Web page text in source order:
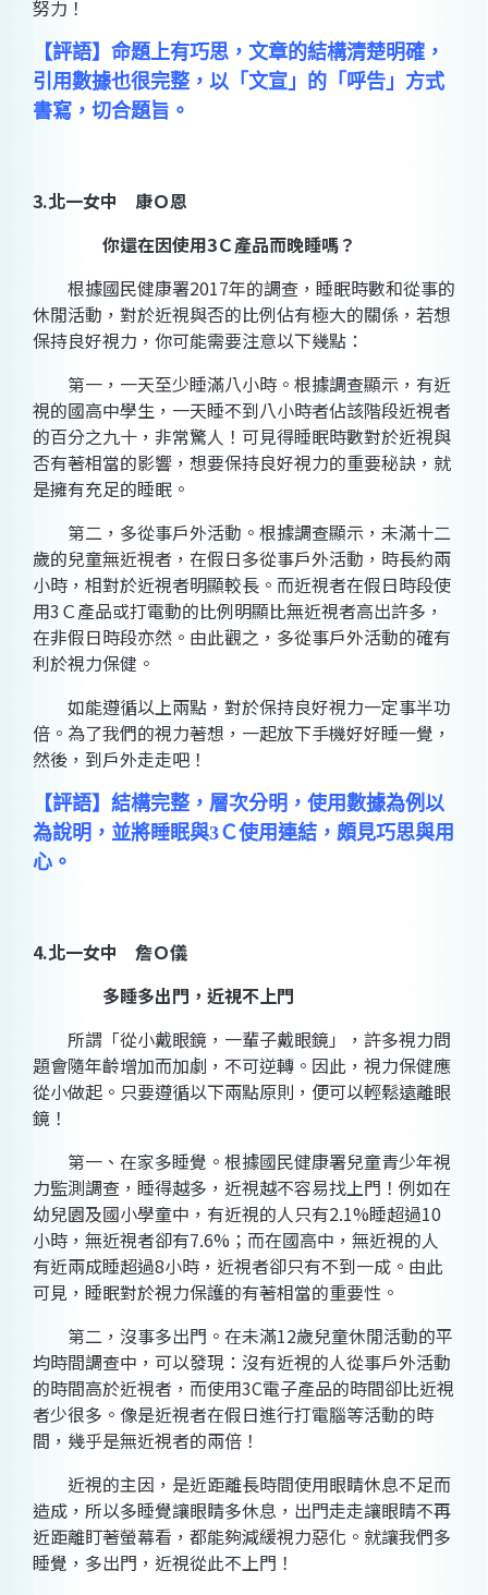
努力！
【評語】命題上有巧思，文章的結構清楚明確，
引用數據也很完整，以「文宣」的「呼告」方式
書寫，切合題旨。
3.北一女中 康Ｏ恩
你還在因使用3Ｃ產品而晚睡嗎？
根據國民健康署2017年的調查，睡眠時數和從事的
休閒活動，對於近視與否的比例佔有極大的關係，若想
保持良好視力，你可能需要注意以下幾點：
第一，一天至少睡滿八小時。根據調查顯示，有近
視的國高中學生，一天睡不到八小時者佔該階段近視者
的百分之九十，非常驚人！可見得睡眠時數對於近視與
否有著相當的影響，想要保持良好視力的重要秘訣，就
是擁有充足的睡眠。
第二，多從事戶外活動。根據調查顯示，未滿十二
歲的兒童無近視者，在假日多從事戶外活動，時長約兩
小時，相對於近視者明顯較長。而近視者在假日時段使
用3Ｃ產品或打電動的比例明顯比無近視者高出許多，
在非假日時段亦然。由此觀之，多從事戶外活動的確有
利於視力保健。
如能遵循以上兩點，對於保持良好視力一定事半功
倍。為了我們的視力著想，一起放下手機好好睡一覺，
然後，到戶外走走吧！
【評語】結構完整，層次分明，使用數據為例以
為說明，並將睡眠與3Ｃ使用連結，頗見巧思與用
心。
4.北一女中 詹Ｏ儀
多睡多出門，近視不上門
所謂「從小戴眼鏡，一輩子戴眼鏡」，許多視力問
題會隨年齡增加而加劇，不可逆轉。因此，視力保健應
從小做起。只要遵循以下兩點原則，便可以輕鬆遠離眼
鏡！
第一、在家多睡覺。根據國民健康署兒童青少年視
力監測調查，睡得越多，近視越不容易找上門！例如在
幼兒園及國小學童中，有近視的人只有2.1%睡超過10
小時，無近視者卻有7.6%；而在國高中，無近視的人
有近兩成睡超過8小時，近視者卻只有不到一成。由此
可見，睡眠對於視力保護的有著相當的重要性。
第二，沒事多出門。在未滿12歲兒童休閒活動的平
均時間調查中，可以發現：沒有近視的人從事戶外活動
的時間高於近視者，而使用3C電子產品的時間卻比近視
者少很多。像是近視者在假日進行打電腦等活動的時
間，幾乎是無近視者的兩倍！
近視的主因，是近距離長時間使用眼睛休息不足而
造成，所以多睡覺讓眼睛多休息，出門走走讓眼睛不再
近距離盯著螢幕看，都能夠減緩視力惡化。就讓我們多
睡覺，多出門，近視從此不上門！